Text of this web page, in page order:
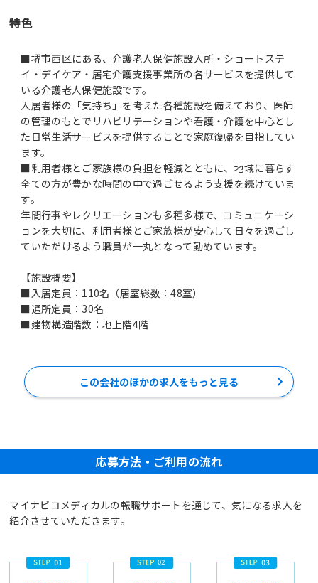
特色
■堺市西区にある、介護老人保健施設入所・ショートステ
イ・デイケア・居宅介護支援事業所の各サービスを提供して
いる介護老人保健施設です。
入居者様の「気持ち」を考えた各種施設を備えており、医師
の管理のもとでリハビリテーションや看護・介護を中心とし
た日常生活サービスを提供することで家庭復帰を目指してい
ます。
■利用者様とご家族様の負担を軽減とともに、地域に暮らす
全ての方が豊かな時間の中で過ごせるよう支援を続けていま
す。
年間行事やレクリエーションも多種多様で、コミュニケーシ
ョンを大切に、利用者様とご家族様が安心して日々を過ごし
ていただけるよう職員が一丸となって勤めています。
【施設概要】
■入居定員：110名（居室総数：48室）
■通所定員：30名
■建物構造階数：地上階4階
この会社のほかの求人をもっと見る
応募方法・ご利用の流れ
マイナビコメディカルの転職サポートを通じて、気になる求人を
紹介させていただきます。